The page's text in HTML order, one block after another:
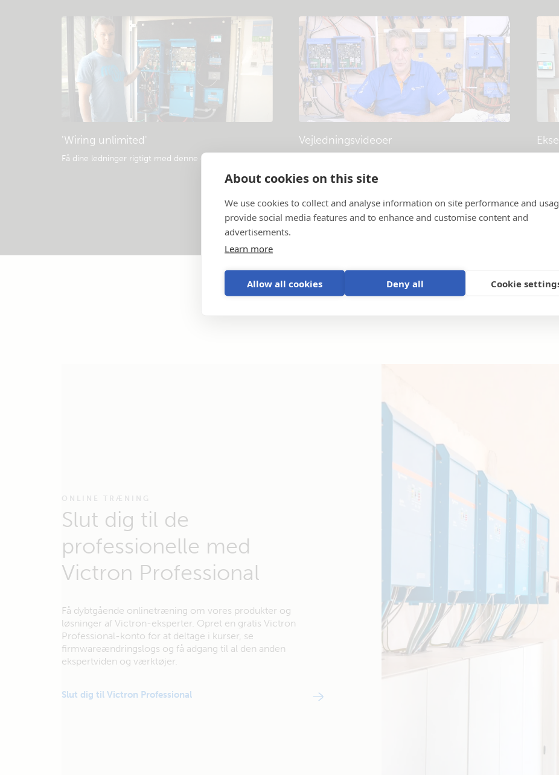
About cookies on this site
We use cookies to collect and analyse information on site performance and
provide social media features and to enhance and customise content and
advertisements.
Learn more
Allow all cookies Deny all Cookie
'Wiring unlimited'
Få dine ledninger rigtigt med denne e-bog
Vejledningsvideoer
ONLINE TRÆNING
Slut dig til de
professionelle med
Victron Professional
Få dybtgående onlinetræning om vores produkter og
løsninger af Victron-eksperter. Opret en gratis Victron
Professional-konto for at deltage i kurser, se
firmwareændringslogs og få adgang til al den anden
ekspertviden og værktøjer.
Slut dig til Victron Professional